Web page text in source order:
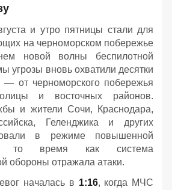
и утро пятницы стали для
на черноморском побережье
новой волны беспилотной
угрозы вновь охватили десятки
— от черноморского побережья
и восточных районов.
и жители Сочи, Краснодара,
Геленджика и других
в режиме повышенной
в то время как система
обороны отражала атаки.
началась в 1:16, когда МЧС